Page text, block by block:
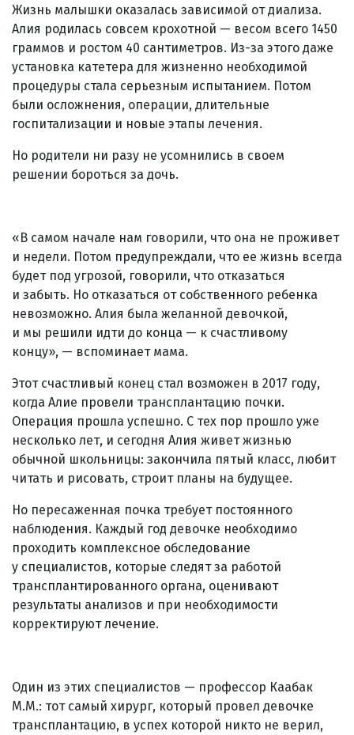
Жизнь малышки оказалась зависимой от диализа.
Алия родилась совсем крохотной — весом всего 1450
граммов и ростом 40 сантиметров. Из-за этого даже
установка катетера для жизненно необходимой
процедуры стала серьезным испытанием. Потом
были осложнения, операции, длительные
госпитализации и новые этапы лечения.
Но родители ни разу не усомнились в своем
решении бороться за дочь.
«В самом начале нам говорили, что она не проживет
и недели. Потом предупреждали, что ее жизнь всегда
будет под угрозой, говорили, что отказаться
и забыть. Но отказаться от собственного ребенка
невозможно. Алия была желанной девочкой,
и мы решили идти до конца — к счастливому
концу», — вспоминает мама.
Этот счастливый конец стал возможен в 2017 году,
когда Алие провели трансплантацию почки.
Операция прошла успешно. С тех пор прошло уже
несколько лет, и сегодня Алия живет жизнью
обычной школьницы: закончила пятый класс, любит
читать и рисовать, строит планы на будущее.
Но пересаженная почка требует постоянного
наблюдения. Каждый год девочке необходимо
проходить комплексное обследование
у специалистов, которые следят за работой
трансплантированного органа, оценивают
результаты анализов и при необходимости
корректируют лечение.
Один из этих специалистов — профессор Каабак
М.М.: тот самый хирург, который провел девочке
трансплантацию, в успех которой никто не верил,